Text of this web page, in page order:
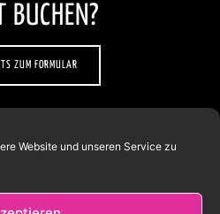
Website und unseren Service zu
BUCHEN?
ZUM FORMULAR